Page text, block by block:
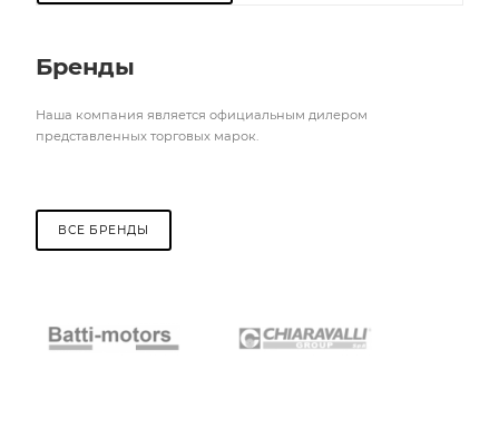
Бренды
Наша компания является официальным дилером
представленных торговых марок.
ВСЕ БРЕНДЫ